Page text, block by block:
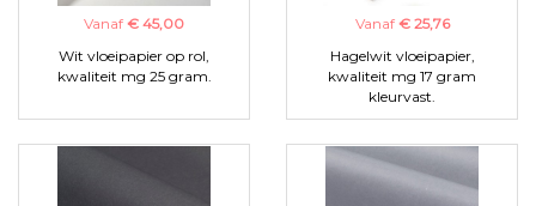
Vanaf € 45,00
Wit vloeipapier op rol,
kwaliteit mg 25 gram.
Vanaf € 25,76
Hagelwit vloeipapier,
kwaliteit mg 17 gram
kleurvast.